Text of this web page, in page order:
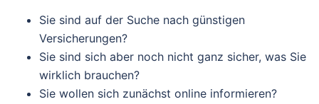
Sie sind auf der Suche nach günstigen
Versicherungen?
Sie sind sich aber noch nicht ganz sicher, was Sie
wirklich brauchen?
Sie wollen sich zunächst online informieren?